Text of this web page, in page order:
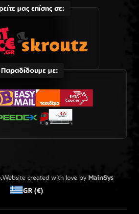
μας επίσης σε:
Παραδίδουμε με:
Website created with love by MainSys
GR (€)